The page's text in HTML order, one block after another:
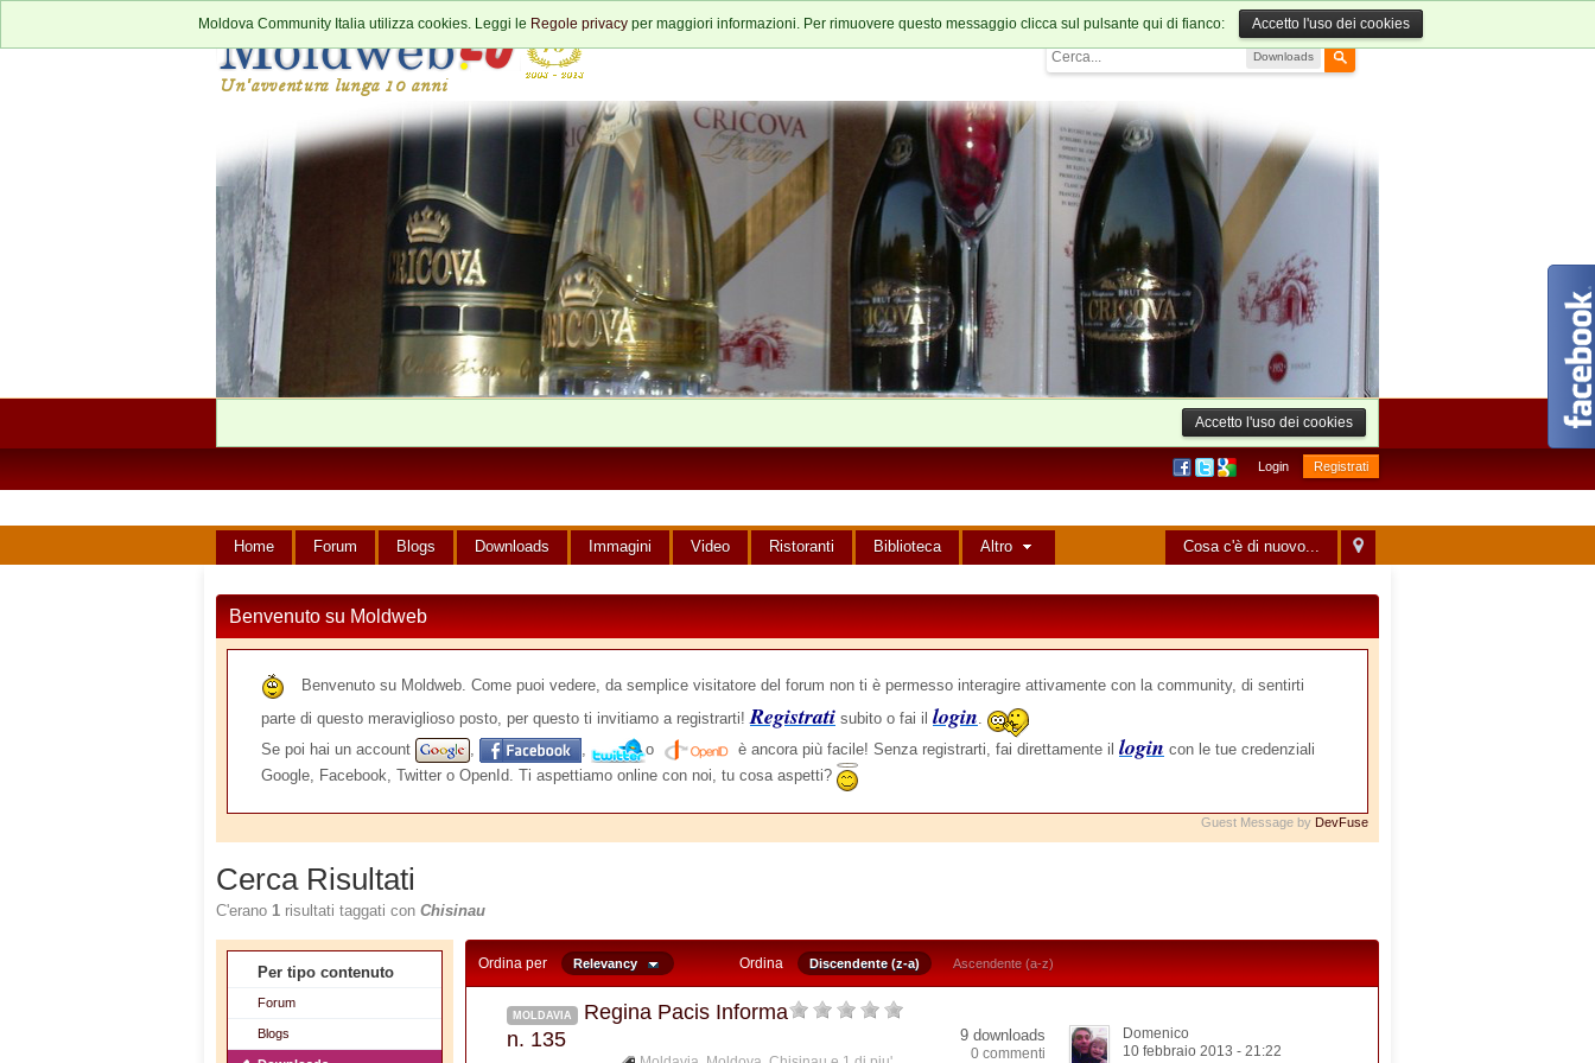
Downloads
Moldova Community Italia utilizza cookies. Leggi le Regole privacy per maggiori informazioni. Per rimuovere questo messaggio clicca sul pulsante qui di fianco: Accetto l'uso dei cookies
Accetto l'uso dei cookies
Login Registrati
Cosa c'è di nuovo...
Home Forum Blogs Downloads Immagini Video Ristoranti Biblioteca Altro
Benvenuto su Moldweb
Benvenuto su Moldweb. Come puoi vedere, da semplice visitatore del forum non ti è permesso interagire attivamente con la community, di sentirti
parte di questo meraviglioso posto, per questo ti invitiamo a registrarti!Registrati subito o fai il login.
Se poi hai un account
, , o è ancora più facile! Senza registrarti, fai direttamente il login con le tue credenziali
Google, Facebook, Twitter o OpenId. Ti aspettiamo online con noi, tu cosa aspetti?
Guest Message by DevFuse
Cerca Risultati
C'erano 1 risultati taggati con Chisinau
Per tipo contenuto
Forum
Blogs
Ordina per Relevancy Ordina Discendente (z-a) Ascendente (a-z)
MOLDAVIA
Regina Pacis Informa
n. 135
9 downloads
0 commenti
Domenico
10 febbraio 2013 - 21:22